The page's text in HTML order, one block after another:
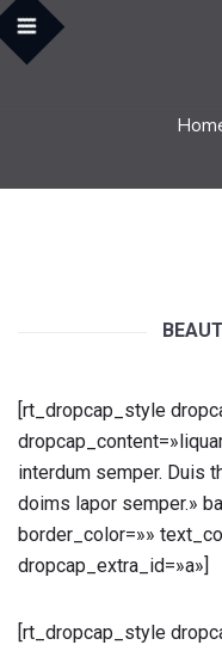
[rt_dropcap_style
interdum semper. Duis
doims lapor semper.»
border_color=»»
dropcap_extra_id=»a»]
[rt_dropcap_style